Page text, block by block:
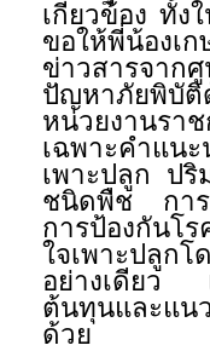
เกี่ยวข้อง ทั้ง
ขอให้พี่น้องเ
ข่าวสารจาก
ปัญหาภัยพิบั
หน่วยงานร
เฉพาะคำแนะ
เพาะปลูก ป
ชนิดพืช การ
การป้องกันโ
ใจเพาะปลูกโ
อย่างเดียว
ต้นทุนและแน
ด้วย